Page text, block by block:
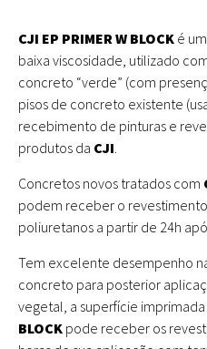
CJI EP PRIMER W BLOCK é
baixa viscosidade, utilizado
concreto “verde” (com
pisos de concreto existente
recebimento de pinturas e
produtos da CJI.
Concretos novos tratados com
podem receber o
poliuretanos a partir de 24h
Tem excelente desempenho
concreto para posterior
vegetal, a superfície
BLOCK pode receber os